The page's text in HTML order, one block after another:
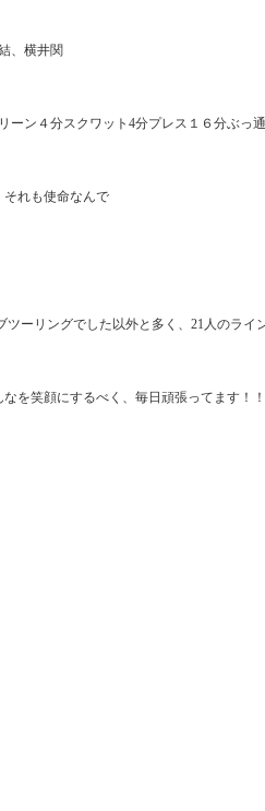
、横井関
ーン４分スクワット4分プレス１６分ぶっ
それも使命なんで
ーリングでした以外と多く、21人のライ
を笑顔にするべく、毎日頑張ってます！